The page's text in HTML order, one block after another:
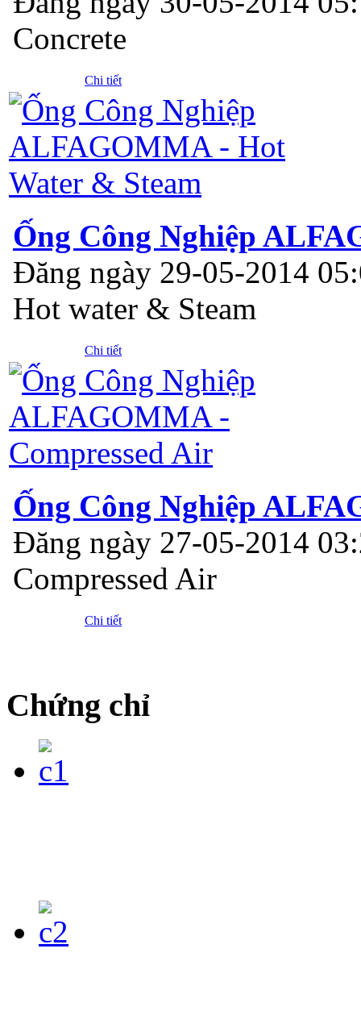
Concrete
Chi tiết
Ống Công Nghiệp
Đăng ngày 29-05-2014
Hot water & Steam
Chi tiết
Ống Công Nghiệp
Đăng ngày 27-05-2014
Compressed Air
Chi tiết
Chứng chỉ